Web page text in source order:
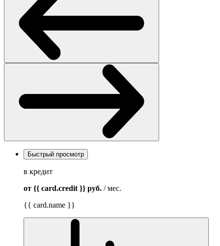
Быстрый просмотр
в кредит
от {{ card.credit }} руб. / мес.
{{ card.name }}